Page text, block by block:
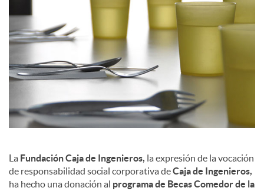
e
c
n
t
La Fundación Caja de Ingenieros, la expresión de la vocación
de responsabilidad social corporativa deCaja de Ingenieros,
ha hecho una donación al programa de Becas Comedor de la